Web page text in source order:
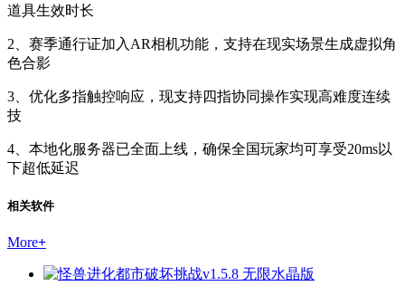
道具生效时长
2、赛季通行证加入AR相机功能，支持在现实场景生成虚拟角
色合影
3、优化多指触控响应，现支持四指协同操作实现高难度连续
技
4、本地化服务器已全面上线，确保全国玩家均可享受20ms以
下超低延迟
相关软件
More+